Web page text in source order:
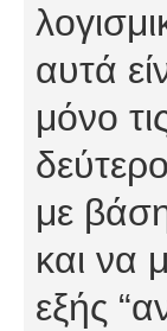
αυτά
μόνο
με
και να
εξής